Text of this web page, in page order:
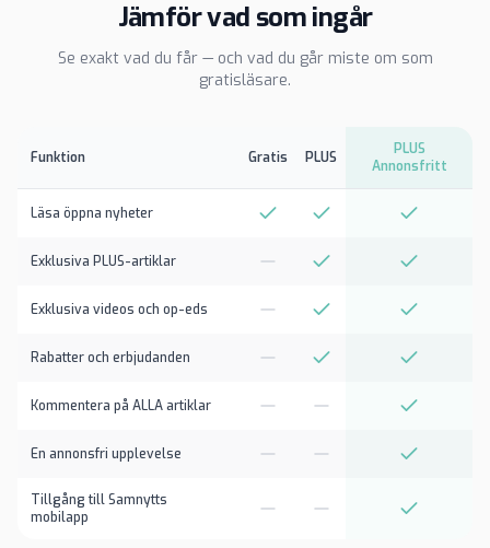
Jämför vad som ingår
Se exakt vad du får — och vad du går miste om som
gratisläsare.
Funktion Gratis PLUS
PLUS
Annonsfritt
Läsa öppna nyheter
Exklusiva PLUS-artiklar
Exklusiva videos och op-eds
Rabatter och erbjudanden
Kommentera på ALLA artiklar
En annonsfri upplevelse
Tillgång till Samnytts
mobilapp